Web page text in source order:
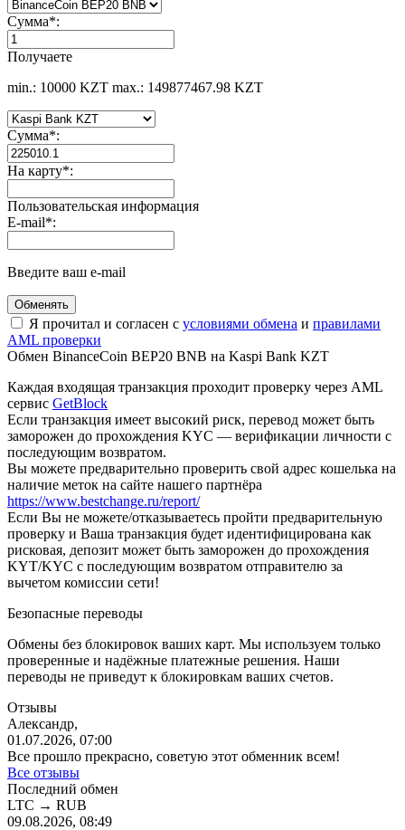
Сумма*:
Получаете
min.: 10000 KZT max.: 149877467.98 KZT
Сумма*:
На карту*:
Пользовательская информация
E-mail*:
Введите ваш e-mail
Я прочитал и согласен с условиями обмена и правилами
AML проверки
Обмен BinanceCoin BEP20 BNB на Kaspi Bank KZT
Каждая входящая транзакция проходит проверку через AML
сервис GetBlock
Если транзакция имеет высокий риск, перевод может быть
заморожен до прохождения KYC — верификации личности с
последующим возвратом.
Вы можете предварительно проверить свой адрес кошелька на
наличие меток на сайте нашего партнёра
https://www.bestchange.ru/report/
Eсли Вы не можете/отказываетесь пройти предварительную
проверку и Ваша транзакция будет идентифицирована как
рисковая, депозит может быть заморожен до прохождения
KYT/KYC с последующим возвратом отправителю за
вычетом комиссии сети!
Безопасные переводы
Обмены без блокировок ваших карт. Мы используем только
проверенные и надёжные платежные решения. Наши
переводы не приведут к блокировкам ваших счетов.
Отзывы
Александр,
01.07.2026, 07:00
Все прошло прекрасно, советую этот обменник всем!
Все отзывы
Последний обмен
LTC → RUB
09.08.2026, 08:49